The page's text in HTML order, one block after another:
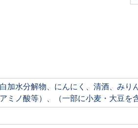
加水分解物、にんにく、清酒、みり
ミノ酸等）、（一部に小麦・大豆を